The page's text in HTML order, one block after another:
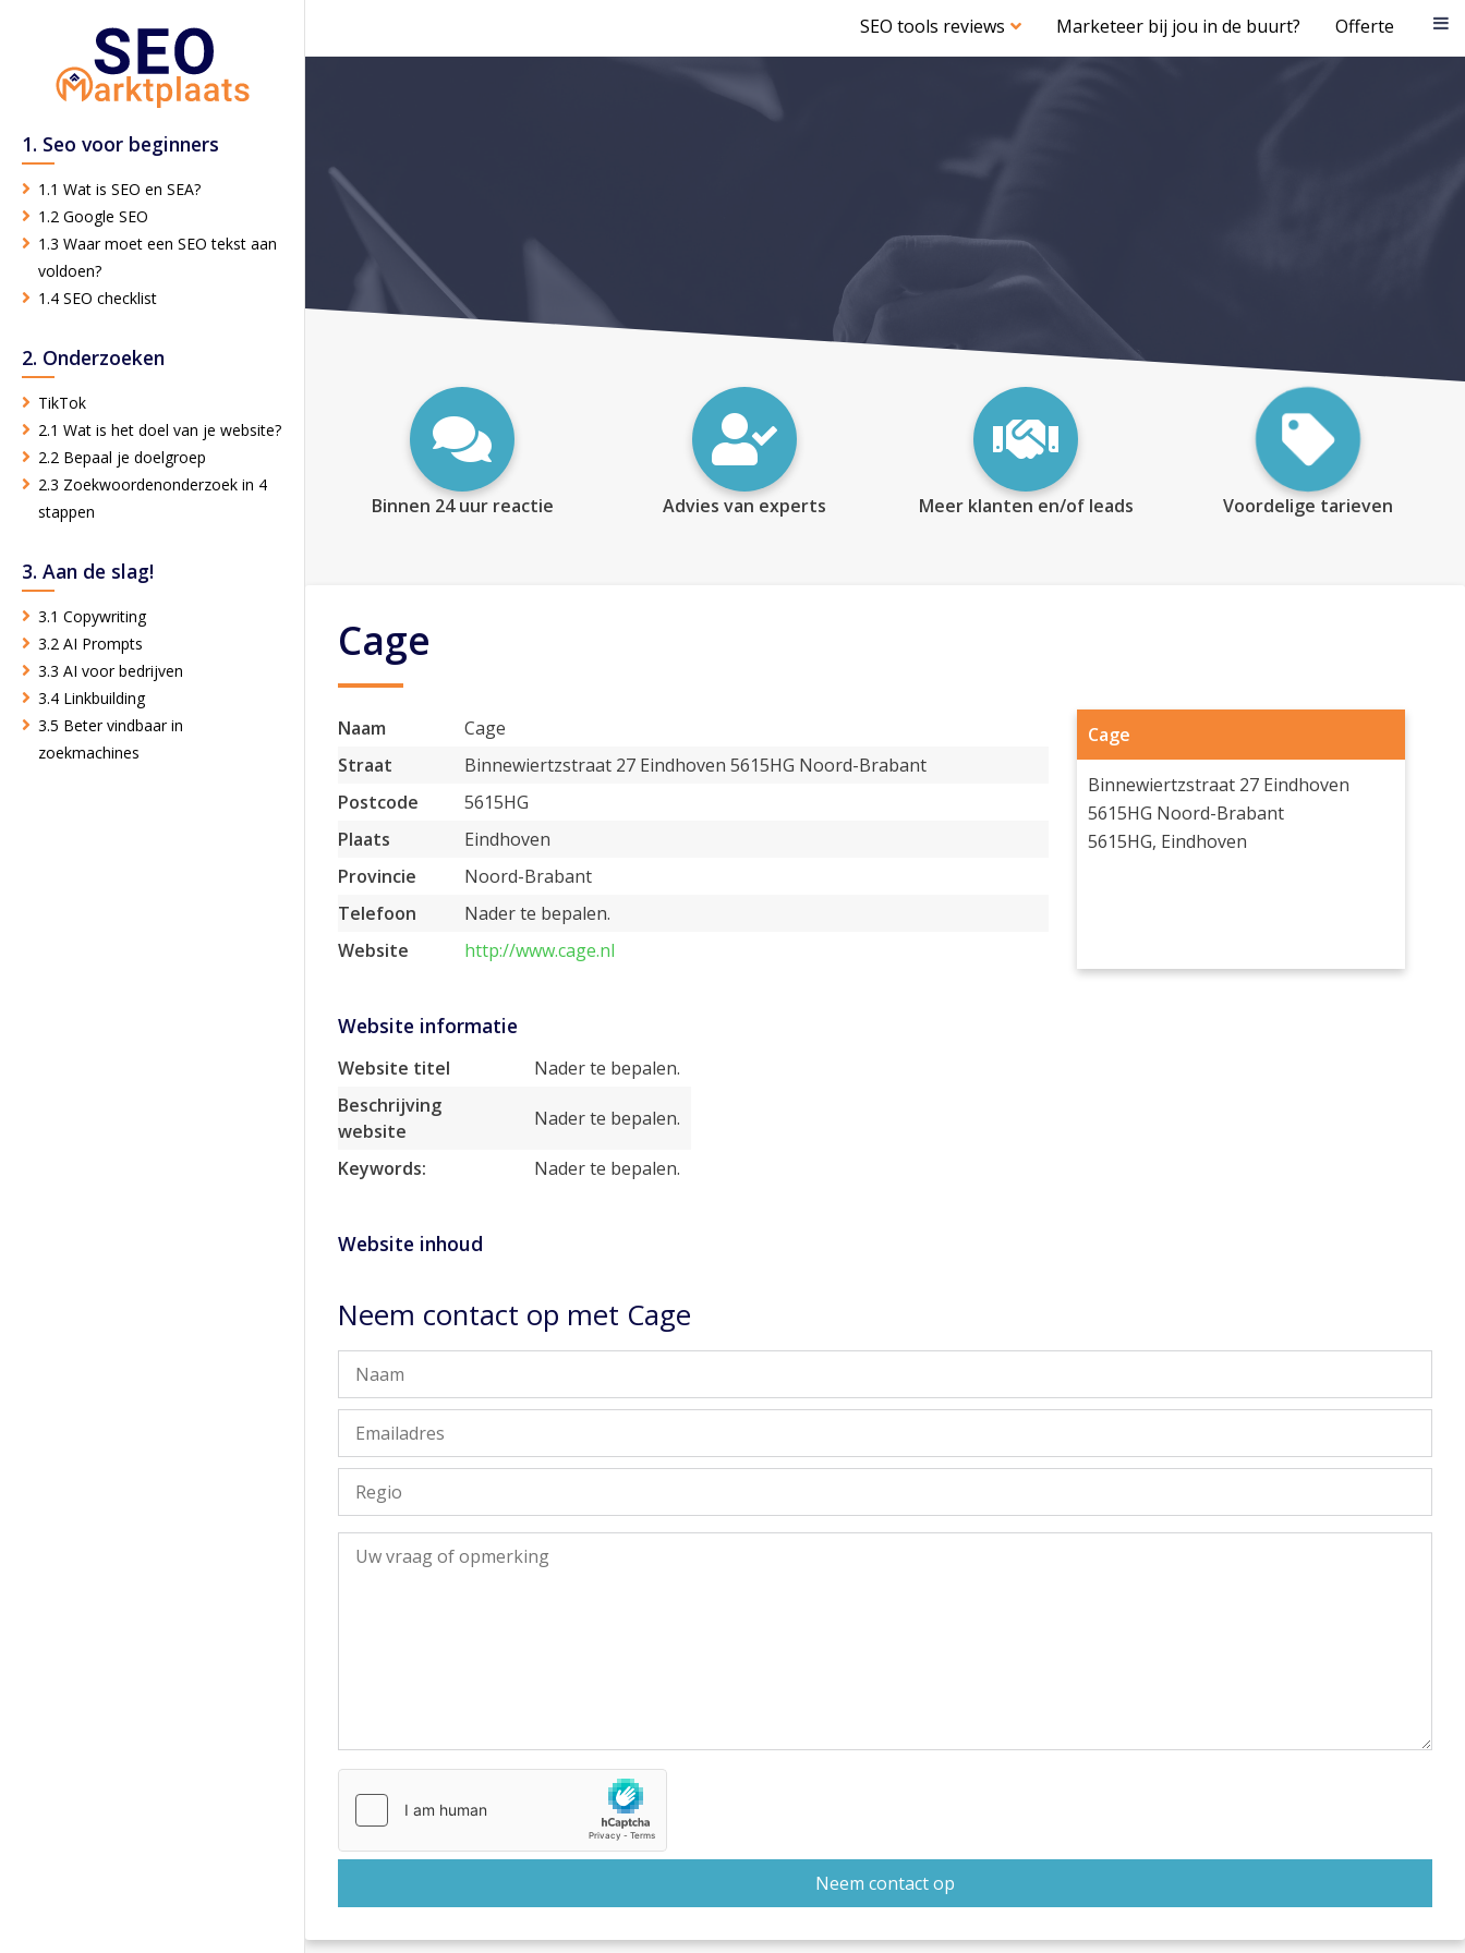
SEO tools reviews Marketeer bij jou in de buurt? Offerte
1. Seo voor beginners
1.1 Wat is SEO en SEA?
1.2 Google SEO
1.3 Waar moet een SEO tekst aan
voldoen?
1.4 SEO checklist
2. Onderzoeken
TikTok
2.1 Wat is het doel van je website?
2.2 Bepaal je doelgroep
2.3 Zoekwoordenonderzoek in 4
stappen
3. Aan de slag!
3.1 Copywriting
3.2 AI Prompts
3.3 AI voor bedrijven
3.4 Linkbuilding
3.5 Beter vindbaar in
zoekmachines
Binnen 24 uur reactie Advies van experts Meer klanten en/of leads Voordelige tarieven
Cage
Naam
Cage
Straat
Binnewiertzstraat 27 Eindhoven 5615HG Noord-Brabant
Postcode
5615HG
Plaats
Eindhoven
Provincie
Noord-Brabant
Telefoon
Nader te bepalen.
Website
http://www.cage.nl
Cage
Binnewiertzstraat 27 Eindhoven
5615HG Noord-Brabant
5615HG, Eindhoven
Website informatie
Website titel
Nader te bepalen.
Beschrijving
website
Nader te bepalen.
Keywords: Nader te bepalen.
Website inhoud
Neem contact op met Cage